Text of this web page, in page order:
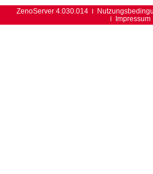
ZenoServer 4.030.014
Impressum